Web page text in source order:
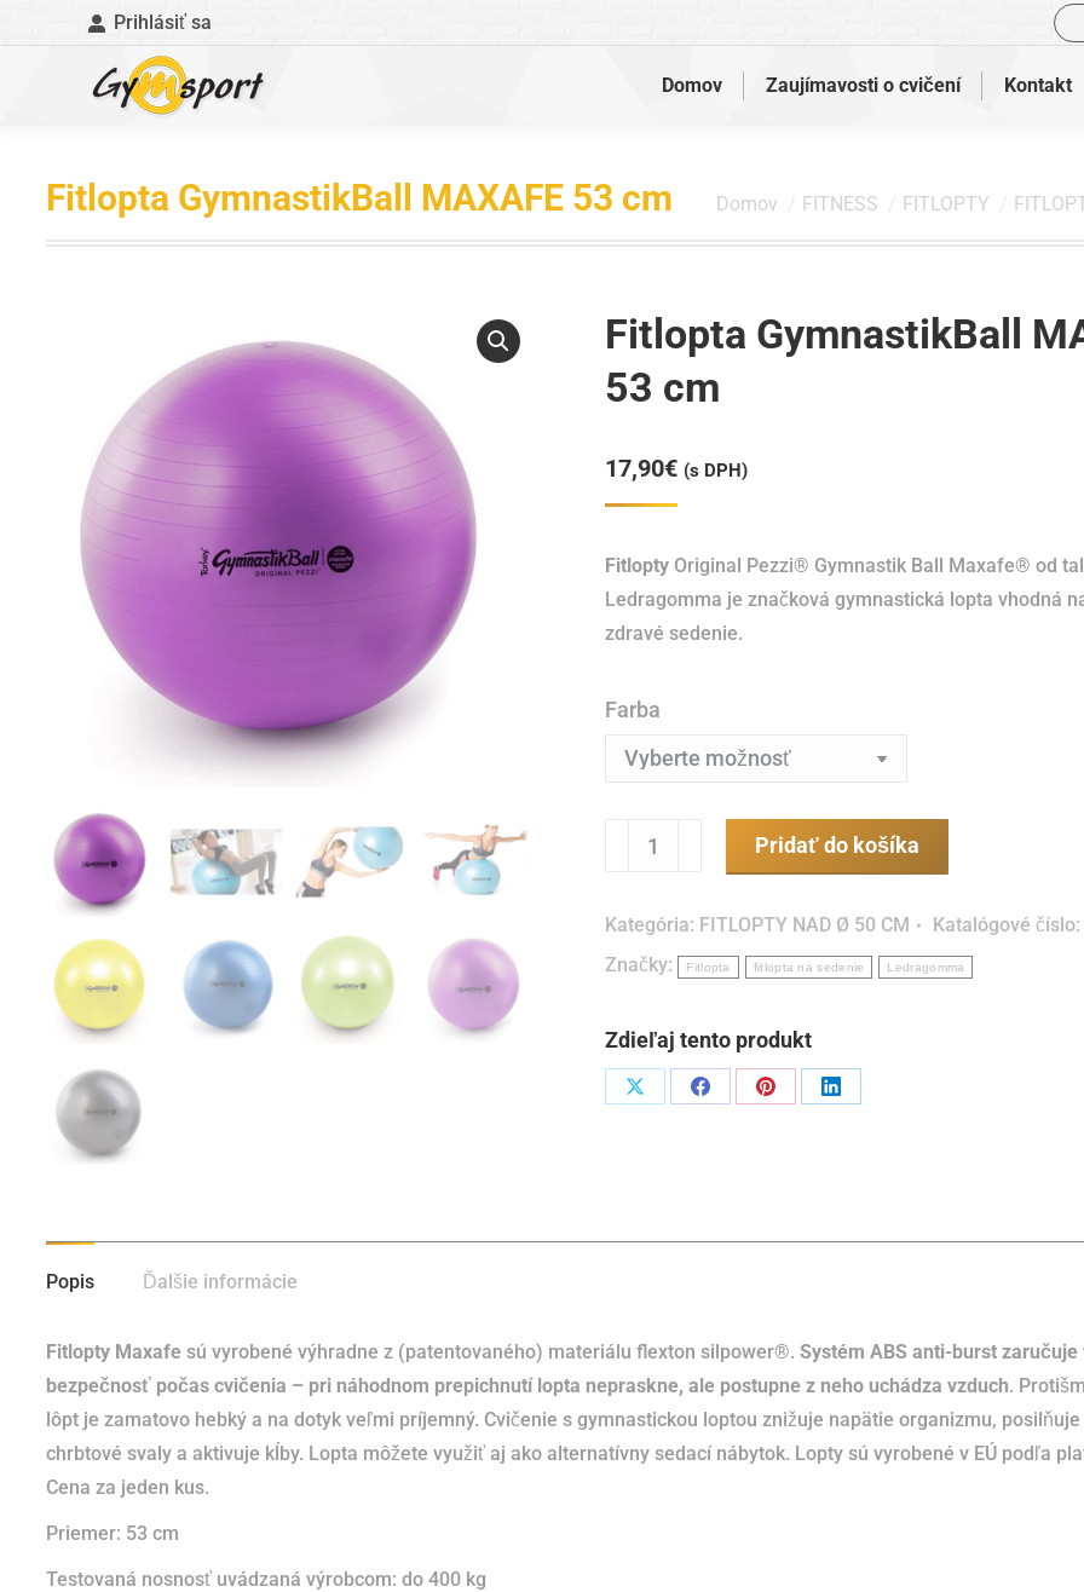
Prihlásiť sa
Domov Zaujímavosti o cvičení Kontakt
Fitlopta GymnastikBall MAXAFE 53 cm Nachádzate sa tu:
Domov FITNESS FITLOPTY
Fitlopta GymnastikBall
53 cm
17,90€ (s DPH)
Fitlopty Original Pezzi® Gymnastik Ball Maxafe® od
Ledragomma je značková gymnastická lopta vhodná
zdravé sedenie.
Farba
množstvo
Fitlopta
MAXAFE
53
Pridať do košíka
Kategória: FITLOPTY NAD Ø 50 CM Katalógové
Značky:
Fitlopta fitlopta na sedenie Ledragomma
Zdieľaj tento produkt
Podiel Podiel Podiel Podiel
Popis Ďalšie informácie
Fitlopty Maxafe sú vyrobené výhradne z (patentovaného) materiálu flexton silpower®. Systém ABS anti-burst zaručuje
bezpečnosť počas cvičenia – pri náhodnom prepichnutí lopta nepraskne, ale postupne z neho uchádza vzduch.
lôpt je zamatovo hebký a na dotyk veľmi príjemný. Cvičenie s gymnastickou loptou znižuje napätie organizmu,
chrbtové svaly a aktivuje kĺby. Lopta môžete využiť aj ako alternatívny sedací nábytok. Lopty sú vyrobené v EÚ podľa
Cena za jeden kus.
Priemer: 53 cm
Testovaná nosnosť uvádzaná výrobcom: do 400 kg